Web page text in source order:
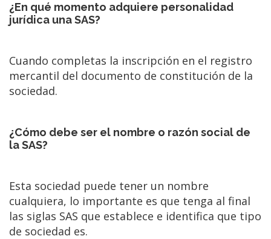
¿En qué momento adquiere personalidad
jurídica una SAS?
Cuando completas la inscripción en el registro
mercantil del documento de constitución de la
sociedad.
¿Cómo debe ser el nombre o razón social de
la SAS?
Esta sociedad puede tener un nombre
cualquiera, lo importante es que tenga al final
las siglas SAS que establece e identifica que tipo
de sociedad es.